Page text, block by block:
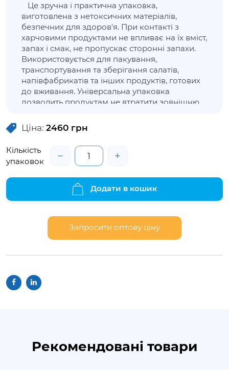
Це зручна і практична упаковка,
виготовлена з нетоксичних матеріалів,
безпечних для здоров'я. При контакті з
харчовими продуктами не впливає на їх вміст,
запах і смак, не пропускає сторонні запахи.
Використовується для пакування,
транспортування та зберігання салатів,
напівфабрикатів та інших продуктів, готових
до вживання. Універсальна упаковка
дозволить продуктам не втратити зовнішню
властивості. Ця упаковка має в комплектації
кришку.
Ціна: 2460 грн
Кількість
упаковок
− +
Додати в кошик
Запросити оптову ціну
Рекомендовані товари